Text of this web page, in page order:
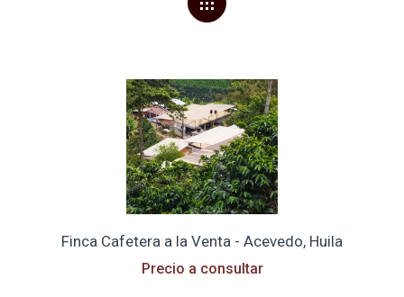
Finca Cafetera a la Venta - Acevedo, Huila
Precio a consultar